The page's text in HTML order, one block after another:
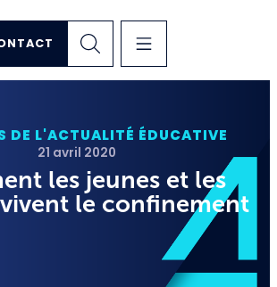
DE L'ACTUALITÉ ÉDUCATIVE
21 avril 2020
les jeunes et les
le confinement